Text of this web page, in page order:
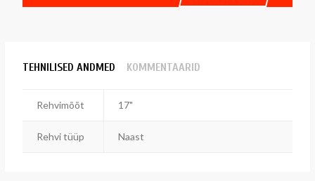
TEHNILISED ANDMED KOMMENTAARID
Rehvimõõt 17"
Rehvi tüüp Naast